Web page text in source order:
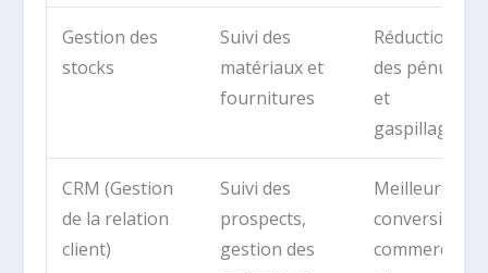
Gestion des
stocks
Suivi des
matériaux et
fournitures
Réduction
des pénuries
et
gaspillages
CRM (Gestion
de la relation
client)
Suivi des
prospects,
gestion des
Meilleure
conversion
commerciale